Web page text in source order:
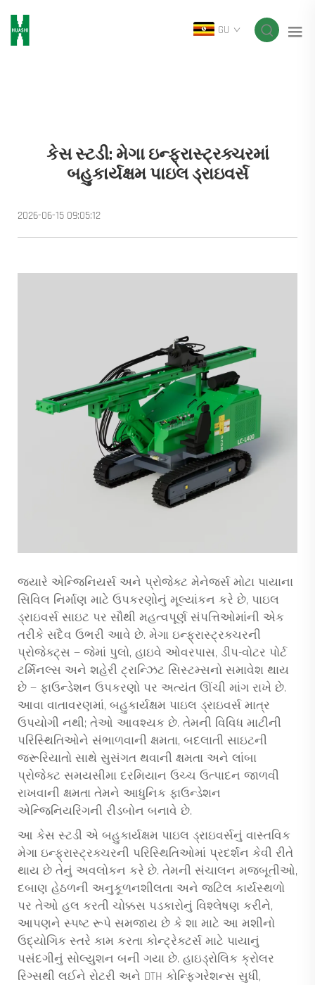
GU
કેસ સ્ટડી: મેગા ઇન્ફ્રાસ્ટ્રક્ચરમાં
બહુકાર્યક્ષમ પાઇલ ડ્રાઇવર્સ
2026-06-15 09:05:12
જ્યારે એન્જિનિયર્સ અને પ્રોજેક્ટ મેનેજર્સ મોટા પાયાના
સિવિલ નિર્માણ માટે ઉપકરણોનું મૂલ્યાંકન કરે છે, પાઇલ
ડ્રાઇવર્સસાઇટ પર સૌથી મહત્વપૂર્ણ સંપત્તિઓમાંની એક
તરીકે સદૈવ ઉભરી આવે છે. મેગા ઇન્ફ્રાસ્ટ્રક્ચરની
પ્રોજેક્ટ્સ — જેમાં પુલો, હાઇવે ઓવરપાસ, ડીપ-વોટર પોર્ટ
ટર્મિનલ્સ અને શહેરી ટ્રાન્ઝિટ સિસ્ટમ્સનો સમાવેશ થાય
છે — ફાઉન્ડેશન ઉપકરણો પર અત્યંત ઊંચી માંગ રાખે છે.
આવા વાતાવરણમાં, બહુકાર્યક્ષમ પાઇલ ડ્રાઇવર્સ માત્ર
ઉપયોગી નથી; તેઓ આવશ્યક છે. તેમની વિવિધ માટીની
પરિસ્થિતિઓને સંભાળવાની ક્ષમતા, બદલાતી સાઇટની
જરૂરિયાતો સાથે સુસંગત થવાની ક્ષમતા અને લાંબા
પ્રોજેક્ટ સમયસીમા દરમિયાન ઉચ્ચ ઉત્પાદન જાળવી
રાખવાની ક્ષમતા તેમને આધુનિક ફાઉન્ડેશન
એન્જિનિયરિંગની રીડબોન બનાવે છે.
આ કેસ સ્ટડી એ બહુકાર્યક્ષમ પાઇલ ડ્રાઇવર્સનું વાસ્તવિક
મેગા ઇન્ફ્રાસ્ટ્રક્ચરની પરિસ્થિતિઓમાં પ્રદર્શન કેવી રીતે
થાય છે તેનું અવલોકન કરે છે. તેમની સંચાલન મજબૂતીઓ,
દબાણ હેઠળની અનુકૂળનશીલતા અને જટિલ કાર્યસ્થળો
પર તેઓ હલ કરતી ચોક્કસ પડકારોનું વિશ્લેષણ કરીને,
આપણને સ્પષ્ટ રૂપે સમજાય છે કે શા માટે આ મશીનો
ઉદ્યોગિક સ્તરે કામ કરતા કોન્ટ્રેક્ટર્સ માટે પાયાનું
પસંદગીનું સોલ્યુશન બની ગયા છે. હાઇડ્રોલિક ક્રોલર
રિગ્સથી લઈને રોટરી અને DTH કોન્ફિગરેશન્સ સુધી,